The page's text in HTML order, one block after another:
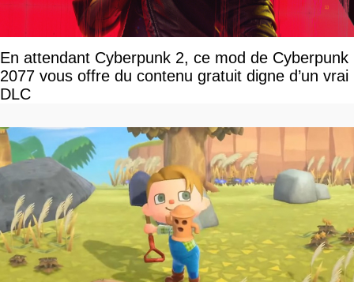
En attendant Cyberpunk 2, ce mod de Cyberpunk
2077 vous offre du contenu gratuit digne d’un vrai
DLC